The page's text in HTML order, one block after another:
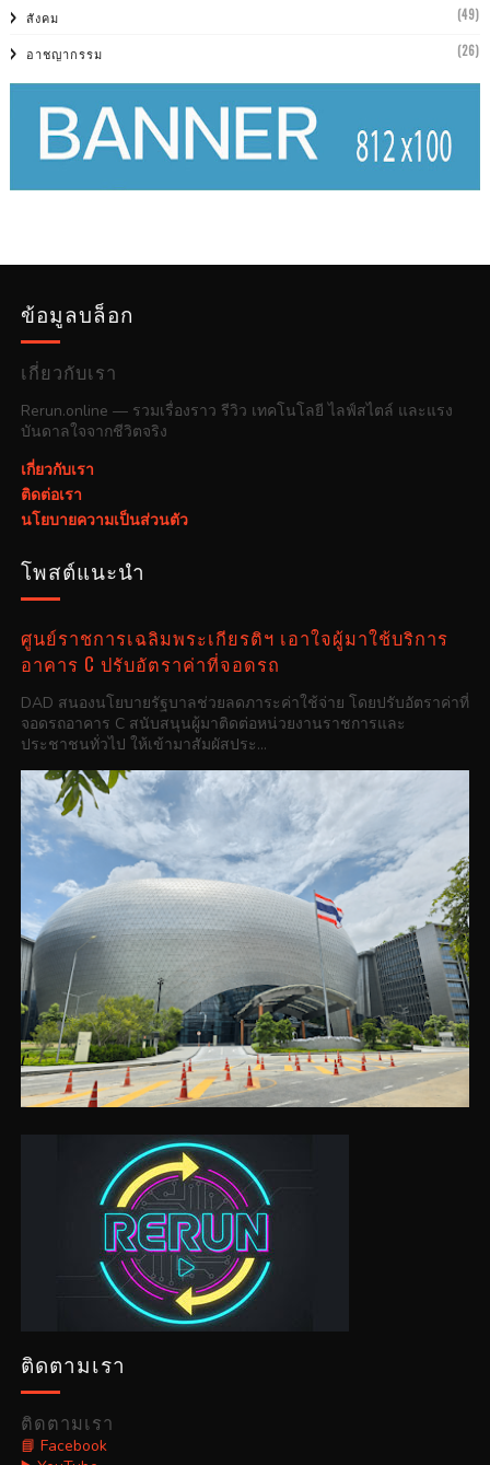
สังคม (49)
อาชญากรรม (26)
ข้อมูลบล็อก
เกี่ยวกับเรา
Rerun.online — รวมเรื่องราว รีวิว เทคโนโลยี ไลฟ์สไตล์ และแรง
บันดาลใจจากชีวิตจริง
เกี่ยวกับเรา
ติดต่อเรา
นโยบายความเป็นส่วนตัว
โพสต์แนะนำ
ศูนย์ราชการเฉลิมพระเกียรติฯ เอาใจผู้มาใช้บริการ
อาคาร C ปรับอัตราค่าที่จอดรถ
DAD สนองนโยบายรัฐบาลช่วยลดภาระค่าใช้จ่าย โดยปรับอัตราค่าที่
จอดรถอาคาร C สนับสนุนผู้มาติดต่อหน่วยงานราชการและ
ประชาชนทั่วไป ให้เข้ามาสัมผัสประ...
ติดตามเรา
ติดตามเรา
📘 Facebook